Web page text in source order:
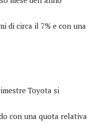
di circa il 7% e con una
Toyota si
con una quota relativa